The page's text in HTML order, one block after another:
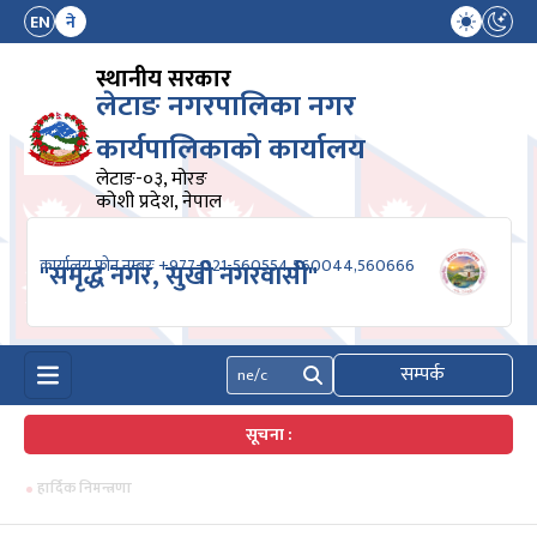
EN ने
स्थानीय सरकार
लेटाङ नगरपालिका नगर
कार्यपालिकाको कार्यालय
लेटाङ-०३, मोरङ
कोशी प्रदेश, नेपाल
कार्यालय फोन नम्बरः +977-021-560554,560044,560666
"समृद्ध नगर, सुखी नगरवासी"
खोज्नुहोस् सम्पर्क
सूचना :
हार्दिक निमन्त्रणा